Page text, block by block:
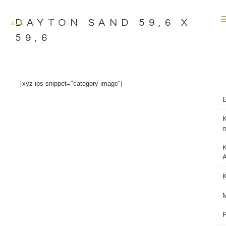
DAYTON SAND 59,6 X
59,6
[xyz-ips snippet="category-image"]